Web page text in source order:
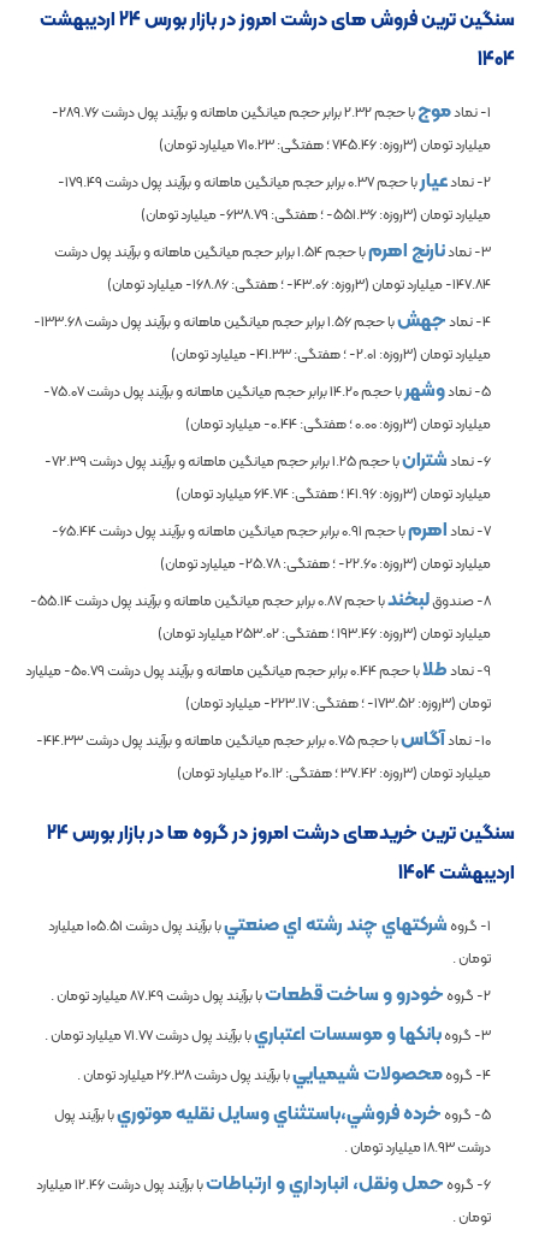
سنگین ترین فروش های درشت امروز در بازار بورس 24 اردیبهشت
1404
1- نماد موجبا حجم2.32برابر حجم میانگین ماهانه و برآیند پول درشت-289.76
میلیارد تومان (3روزه:
745.46؛ هفتگی:710.23میلیارد تومان)
2- نماد
عیاربا حجم0.37برابر حجم میانگین ماهانه و برآیند پول درشت-179.49
میلیارد تومان (3روزه:
-551.36؛ هفتگی:-638.79میلیارد تومان)
3- نماد
نارنج اهرمبا حجم1.54برابر حجم میانگین ماهانه و برآیند پول درشت
-147.84میلیارد تومان (3روزه: -43.06؛ هفتگی:-168.86میلیارد تومان)
4- نماد
جهشبا حجم1.56برابر حجم میانگین ماهانه و برآیند پول درشت-133.68
میلیارد تومان (3روزه:
-2.01؛ هفتگی:-41.33میلیارد تومان)
5- نماد
وشهربا حجم14.20برابر حجم میانگین ماهانه و برآیند پول درشت-75.07
میلیارد تومان (3روزه:
0.00؛ هفتگی:-0.44میلیارد تومان)
6- نماد
شترانبا حجم1.25برابر حجم میانگین ماهانه و برآیند پول درشت-72.39
میلیارد تومان (3روزه:
41.96؛ هفتگی:64.74میلیارد تومان)
7- نماد
اهرمبا حجم0.91برابر حجم میانگین ماهانه و برآیند پول درشت-65.44
میلیارد تومان (3روزه:
-22.60؛ هفتگی:-25.78میلیارد تومان)
8- صندوق
لبخندبا حجم0.87برابر حجم میانگین ماهانه و برآیند پول درشت-55.14
میلیارد تومان (3روزه:
193.46؛ هفتگی:253.02میلیارد تومان)
9- نماد
طلابا حجم0.44برابر حجم میانگین ماهانه و برآیند پول درشت-50.79میلیارد
تومان (3روزه:
-173.52؛ هفتگی:-223.17میلیارد تومان)
10- نماد
آگاسبا حجم0.75برابر حجم میانگین ماهانه و برآیند پول درشت-44.33
میلیارد تومان (3روزه:
37.42؛ هفتگی:20.12میلیارد تومان)
سنگین ترین خریدهای درشت امروز در گروه ها در بازار بورس 24
اردیبهشت 1404
1- گروه شرکتهاي چند رشته اي صنعتيبا برآیند پول درشت105.51میلیارد
تومان .
2- گروه
خودرو و ساخت قطعاتبا برآیند پول درشت87.49میلیارد تومان .
3- گروه
بانكها و موسسات اعتباريبا برآیند پول درشت71.77میلیارد تومان .
4- گروه
محصولات شيمياييبا برآیند پول درشت26.38میلیارد تومان .
5- گروه
خرده فروشي،باستثناي وسايل نقليه موتوريبا برآیند پول
درشت18.93میلیارد تومان .
6- گروه
حمل ونقل، انبارداري و ارتباطاتبا برآیند پول درشت12.46میلیارد
تومان .